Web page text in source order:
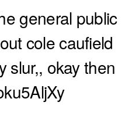
general public
cole caufield
slur,, okay then